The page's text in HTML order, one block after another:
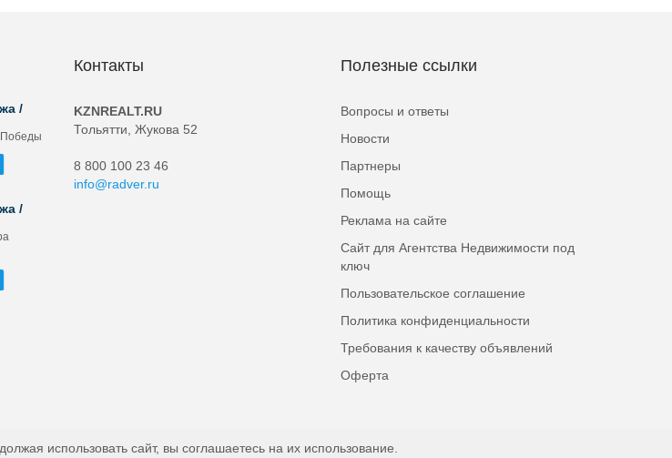
/
Победы
/
Контакты
KZNREALT.RU
Тольятти, Жукова 52
8 800 100 23 46
info@radver.ru
Полезные ссылки
Вопросы и ответы
Новости
Партнеры
Помощь
Реклама на сайте
Сайт для Агентства Недвижимости под
ключ
Пользовательское соглашение
Политика конфиденциальности
Требования к качеству объявлений
Оферта
использовать сайт, вы соглашаетесь на их использование.